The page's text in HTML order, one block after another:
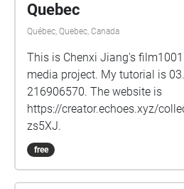
Quebec
Québec, Quebec, Canada
This is Chenxi Jiang's
media project. My tutorial is
216906570. The website is
https://creator.echoes.xyz/
zs5XJ.
free